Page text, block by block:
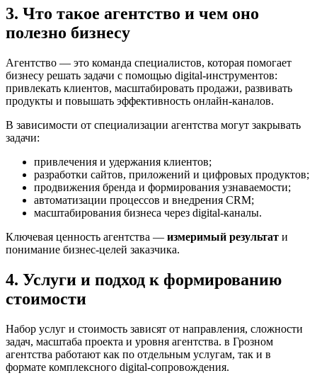
3. Что такое агентство и чем оно
полезно бизнесу
Агентство — это команда специалистов, которая помогает
бизнесу решать задачи с помощью digital-инструментов:
привлекать клиентов, масштабировать продажи, развивать
продукты и повышать эффективность онлайн-каналов.
В зависимости от специализации агентства могут закрывать
задачи:
привлечения и удержания клиентов;
разработки сайтов, приложений и цифровых продуктов;
продвижения бренда и формирования узнаваемости;
автоматизации процессов и внедрения CRM;
масштабирования бизнеса через digital-каналы.
Ключевая ценность агентства — измеримый результат и
понимание бизнес-целей заказчика.
4. Услуги и подход к формированию
стоимости
Набор услуг и стоимость зависят от направления, сложности
задач, масштаба проекта и уровня агентства. в Грозном
агентства работают как по отдельным услугам, так и в
формате комплексного digital-сопровождения.